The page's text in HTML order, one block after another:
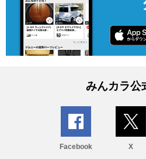
みんカラ公
Facebook X